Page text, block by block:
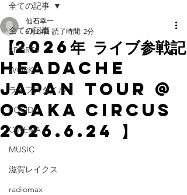
全ての記事
SPORTS
WORK
ライフスタイル
FOOD
CINEMA
MUSIC
滋賀レイクス
radiomax
全ての記事
【2026年 ライブ参戦記
HEADACHE
JAPAN TOUR @
OSAKA CIRCUS
2026.6.24 】
仙石幸一
6月24日 読了時間: 2分